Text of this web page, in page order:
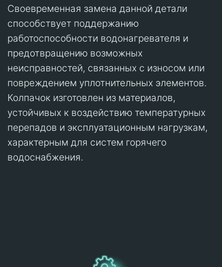
Своевременная замена данной детали
способствует поддержанию
работоспособности водонагревателя и
предотвращению возможных
неисправностей, связанных с износом или
повреждением уплотнительных элементов.
Колпачок изготовлен из материалов,
устойчивых к воздействию температурных
перепадов и эксплуатационным нагрузкам,
характерным для систем горячего
водоснабжения.